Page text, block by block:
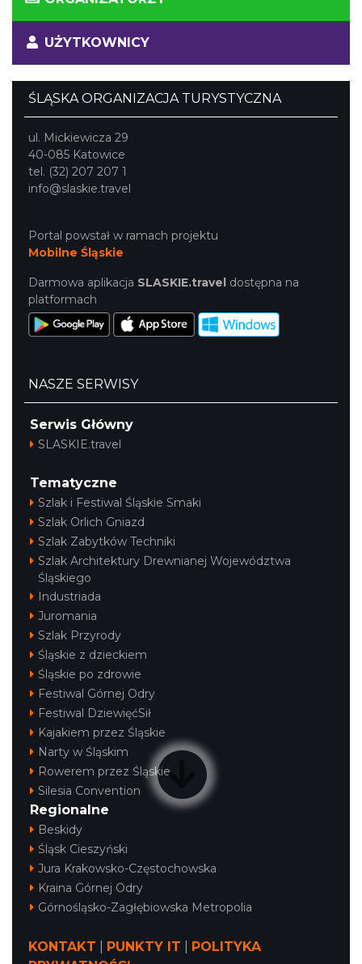
UŻYTKOWNICY
ŚLĄSKA ORGANIZACJA TURYSTYCZNA
ul. Mickiewicza 29
40-085 Katowice
tel. (32) 207 207 1
info@slaskie.travel
Portal powstał w ramach projektu
Mobilne Śląskie
Darmowa aplikacja SLASKIE.travel dostępna na
platformach
NASZE SERWISY
Serwis Główny
SLASKIE.travel
Tematyczne
Szlak i Festiwal Śląskie Smaki
Szlak Orlich Gniazd
Szlak Zabytków Techniki
Szlak Architektury Drewnianej Województwa
Śląskiego
Industriada
Juromania
Szlak Przyrody
Śląskie z dzieckiem
Śląskie po zdrowie
Festiwal Górnej Odry
Festiwal DziewięćSił
Kajakiem przez Śląskie
Narty w Śląskim
Rowerem przez Śląskie
Silesia Convention
Regionalne
Beskidy
Śląsk Cieszyński
Jura Krakowsko-Częstochowska
Kraina Górnej Odry
Górnośląsko-Zagłębiowska Metropolia
KONTAKT PUNKTY IT
POLITYKA